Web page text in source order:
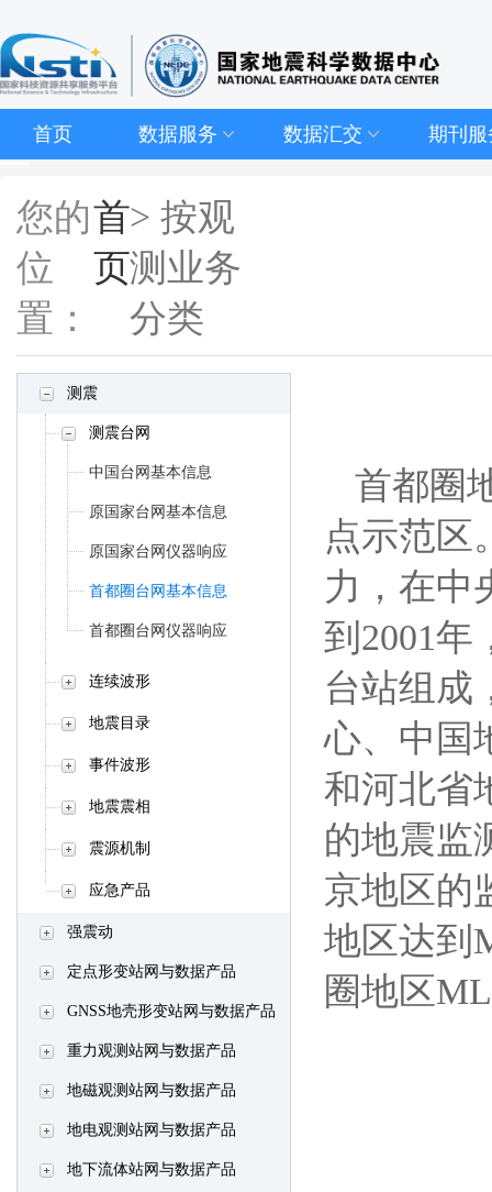
首页 数据服务 数据汇交 期刊服
您的
位
置：
首
页
> 按观
测业务
分类
测震
测震台网
中国台网基本信息
原国家台网基本信息
原国家台网仪器响应
首都圈台网基本信息
首都圈台网仪器响应
连续波形
地震目录
事件波形
地震震相
震源机制
应急产品
强震动
定点形变站网与数据产品
GNSS地壳形变站网与数据产品
重力观测站网与数据产品
地磁观测站网与数据产品
地电观测站网与数据产品
地下流体站网与数据产品
首都圈
点示范区
力，在中
到2001年
台站组成
心、中国
和河北省
的地震监
京地区的
地区达到
圈地区